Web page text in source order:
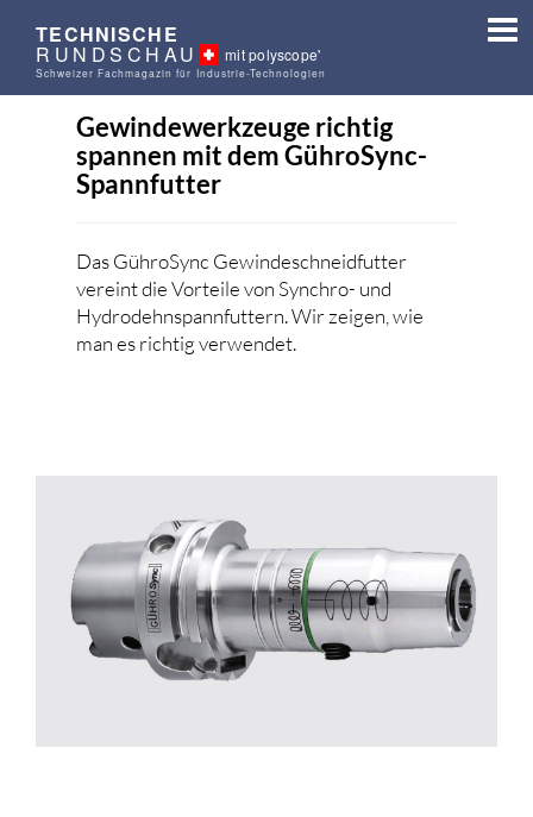
TECHNISCHE
RUNDSCHAU mit polyscope'
Schweizer Fachmagazin für Industrie-Technologien
Gewindewerkzeuge richtig
spannen mit dem GühroSync-
Spannfutter
Das GühroSync Gewindeschneidfutter
vereint die Vorteile von Synchro- und
Hydrodehnspannfuttern. Wir zeigen, wie
man es richtig verwendet.